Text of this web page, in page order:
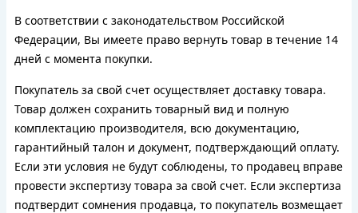
В соответствии с законодательством Российской
Федерации, Вы имеете право вернуть товар в течение 14
дней с момента покупки.
Покупатель за свой счет осуществляет доставку товара.
Товар должен сохранить товарный вид и полную
комплектацию производителя, всю документацию,
гарантийный талон и документ, подтверждающий оплату.
Если эти условия не будут соблюдены, то продавец вправе
провести экспертизу товара за свой счет. Если экспертиза
подтвердит сомнения продавца, то покупатель возмещает